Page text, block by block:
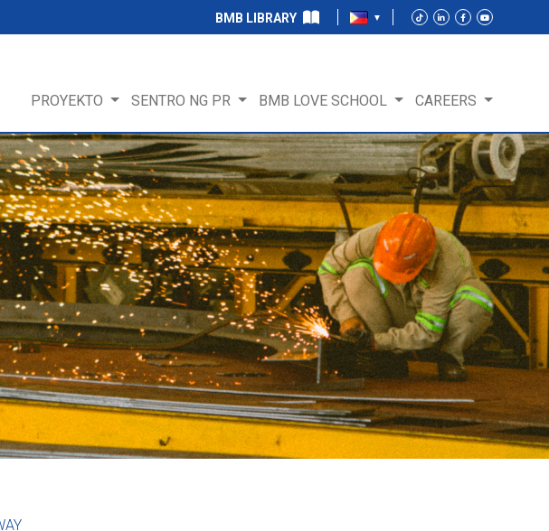
BMB LIBRARY
PROYEKTO SENTRO NG PR BMB LOVE SCHOOL CAREERS